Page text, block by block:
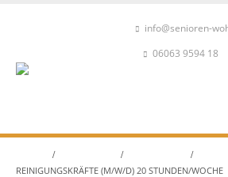
info@senioren-
06063 9594 18
REINIGUNGSKRÄFTE (M/W/D) 20 STUNDEN/WOCHE